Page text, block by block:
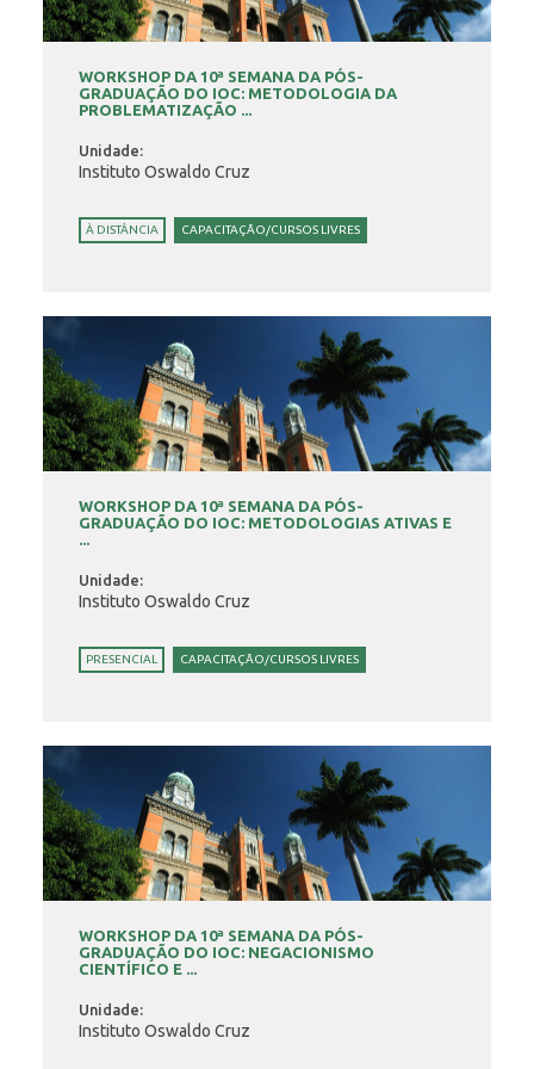
WORKSHOP DA 10ª SEMANA DA PÓS-
GRADUAÇÃO DO IOC: METODOLOGIA DA
PROBLEMATIZAÇÃO ...
Unidade:
Instituto Oswaldo Cruz
À DISTÂNCIA CAPACITAÇÃO/CURSOS LIVRES
WORKSHOP DA 10ª SEMANA DA PÓS-
GRADUAÇÃO DO IOC: METODOLOGIAS ATIVAS E
...
Unidade:
Instituto Oswaldo Cruz
PRESENCIAL CAPACITAÇÃO/CURSOS LIVRES
WORKSHOP DA 10ª SEMANA DA PÓS-
GRADUAÇÃO DO IOC: NEGACIONISMO
CIENTÍFICO E ...
Unidade:
Instituto Oswaldo Cruz